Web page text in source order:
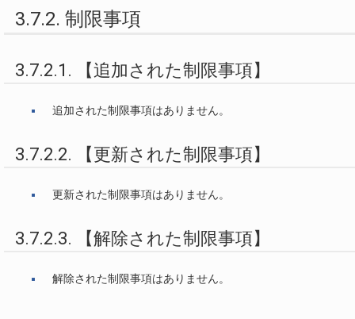
3.7.2. 制限事項
3.7.2.1. 【追加された制限事項】
追加された制限事項はありません。
3.7.2.2. 【更新された制限事項】
更新された制限事項はありません。
3.7.2.3. 【解除された制限事項】
解除された制限事項はありません。